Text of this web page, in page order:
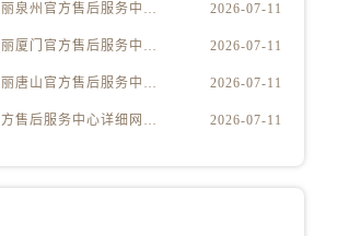
亲身探访百达翡丽泉州官方售后服务中心｜网点地址及热线（2026年7月最新） 2026-07-11
亲身探访百达翡丽厦门官方售后服务中心｜官方电话及服务网点地址（2026年7月最新） 2026-07-11
亲身探访百达翡丽唐山官方售后服务中心｜地址与联系电话（2026年7月最新） 2026-07-11
百达翡丽中国官方售后服务中心详细网点地址及热线实地考察报告多信源验证（2026年7月最新） 2026-07-11